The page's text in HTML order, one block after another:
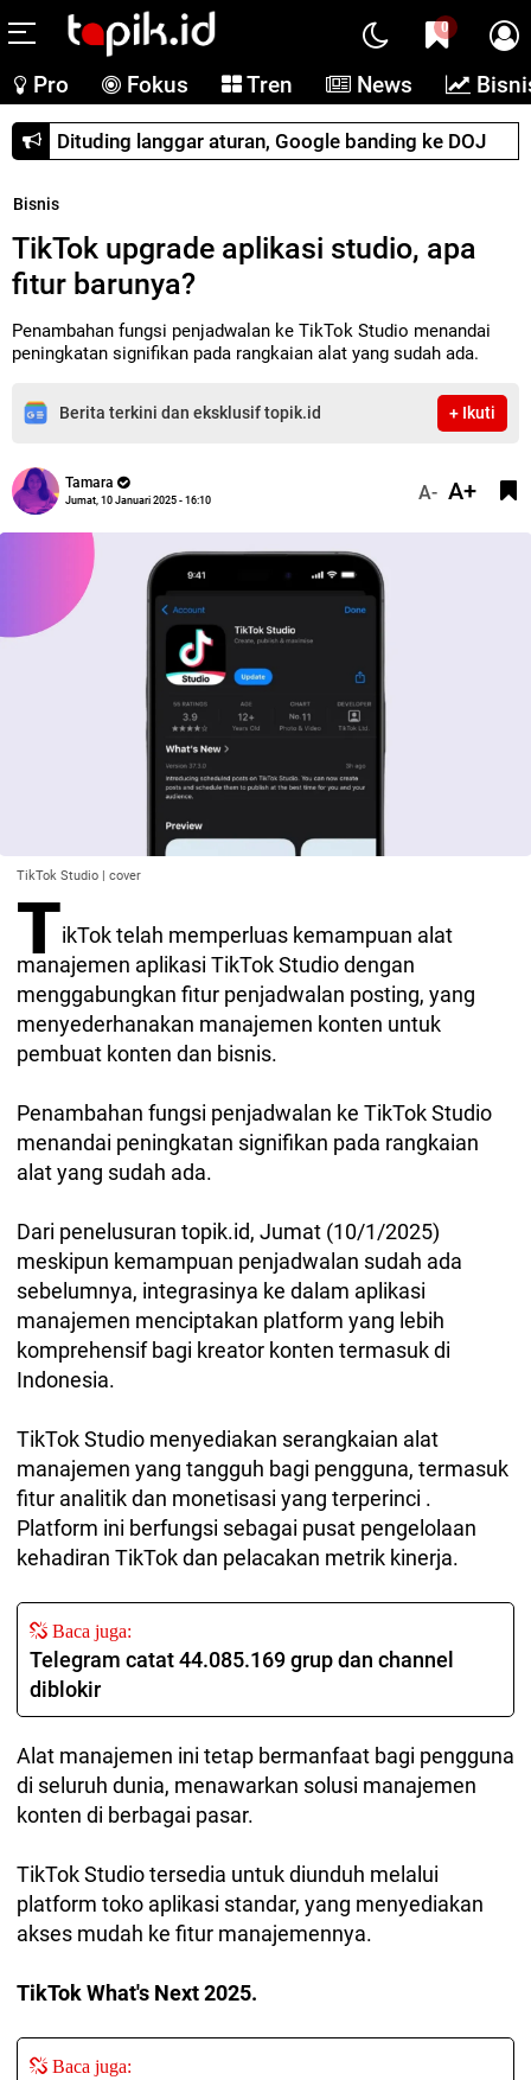
0
Pro Fokus Tren News
Dituding langgar aturan, Google banding ke DOJ
Bisnis
TikTok upgrade aplikasi studio, apa
fitur barunya?
Penambahan fungsi penjadwalan ke TikTok Studio menandai
peningkatan signifikan pada rangkaian alat yang sudah ada.
Berita terkini dan eksklusif topik.id + Ikuti
Tamara
Jumat, 10 Januari 2025 - 16:10 A- A+
TikTok Studio | cover
TikTok telah memperluas kemampuan alat
manajemen aplikasi TikTok Studio dengan
menggabungkan fitur penjadwalan posting, yang
menyederhanakan manajemen konten untuk
pembuat konten dan bisnis.
Penambahan fungsi penjadwalan ke TikTok Studio
menandai peningkatan signifikan pada rangkaian
alat yang sudah ada.
Dari penelusuran topik.id, Jumat (10/1/2025)
meskipun kemampuan penjadwalan sudah ada
sebelumnya, integrasinya ke dalam aplikasi
manajemen menciptakan platform yang lebih
komprehensif bagi kreator konten termasuk di
Indonesia.
TikTok Studio menyediakan serangkaian alat
manajemen yang tangguh bagi pengguna, termasuk
fitur analitik dan monetisasi yang terperinci .
Platform ini berfungsi sebagai pusat pengelolaan
kehadiran TikTok dan pelacakan metrik kinerja.
Baca juga:
Telegram catat 44.085.169 grup dan channel
diblokir
Alat manajemen ini tetap bermanfaat bagi pengguna
di seluruh dunia, menawarkan solusi manajemen
konten di berbagai pasar.
TikTok Studio tersedia untuk diunduh melalui
platform toko aplikasi standar, yang menyediakan
akses mudah ke fitur manajemennya.
TikTok What's Next 2025.
Baca juga: